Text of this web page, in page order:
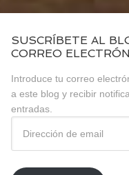
SUSCRÍBETE AL
CORREO
Introduce tu correo
a este blog y recibir
entradas.
email